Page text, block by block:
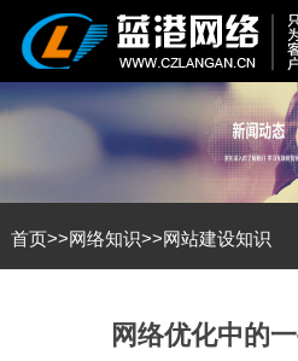
首页>>网络知识>>网站建设知识
网络优化中的